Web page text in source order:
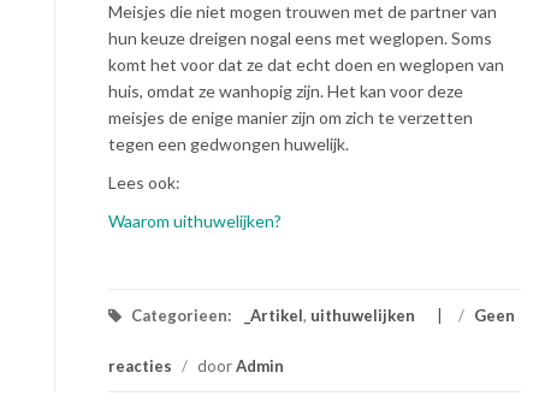
Meisjes die niet mogen trouwen met de partner van
hun keuze dreigen nogal eens met weglopen. Soms
komt het voor dat ze dat echt doen en weglopen van
huis, omdat ze wanhopig zijn. Het kan voor deze
meisjes de enige manier zijn om zich te verzetten
tegen een gedwongen huwelijk.
Lees ook:
Waarom uithuwelijken?
Categorieen: _Artikel, uithuwelijken / Geen
reacties / doorAdmin